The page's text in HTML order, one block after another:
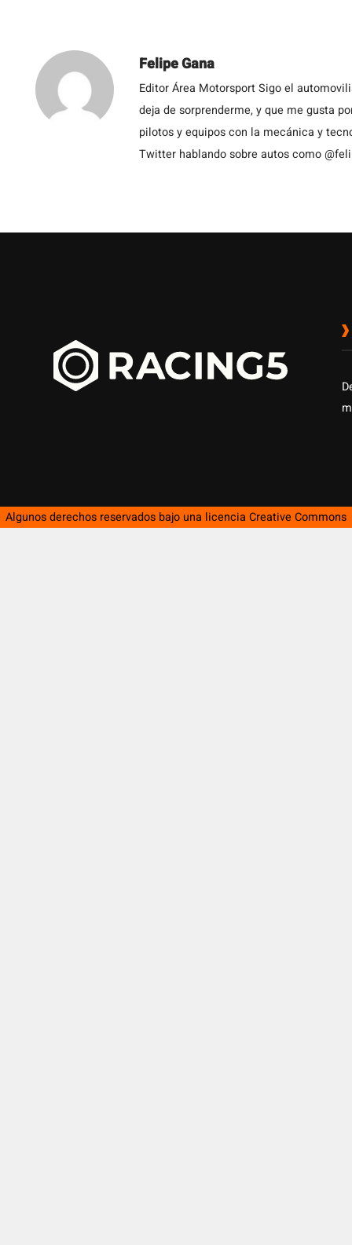
Felipe Gana
Editor Área Motorsport Sigo el
deja de sorprenderme, y que me gusta
pilotos y equipos con la mecánica y
Twitter hablando sobre autos como
Algunos derechos reservados bajo una licencia Creative Commons